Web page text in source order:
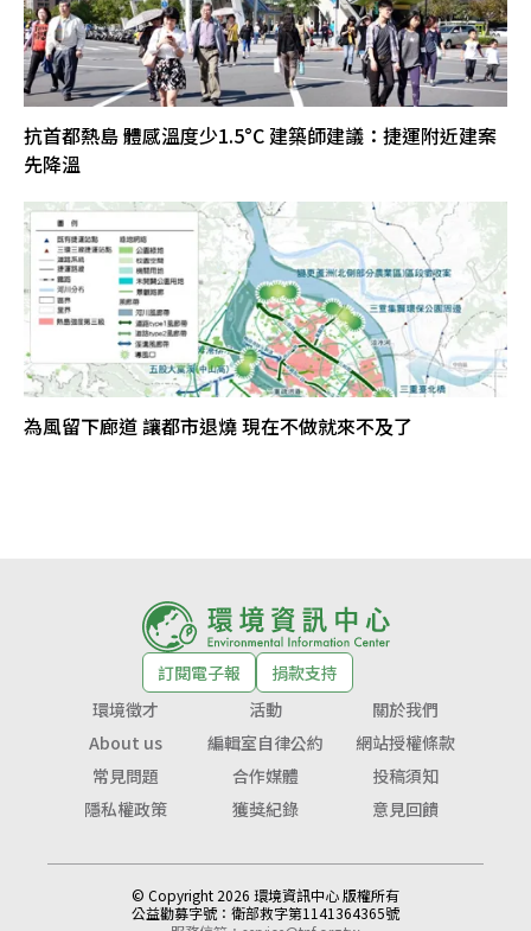
抗首都熱島 體感溫度少1.5°C 建築師建議：捷運附近建案
先降溫
為風留下廊道 讓都市退燒 現在不做就來不及了
訂閱電子報
捐款支持
環境徵才
活動
關於我們
About us
編輯室自律公約
網站授權條款
常見問題
合作媒體
投稿須知
隱私權政策
獲獎紀錄 意見回饋
© Copyright 2026 環境資訊中心 版權所有
公益勸募字號： 衛部救字第1141364365號